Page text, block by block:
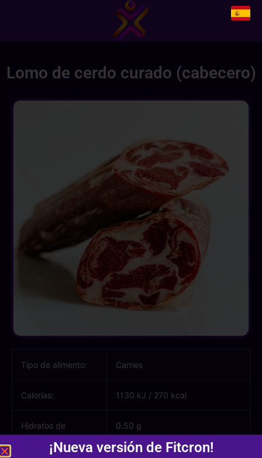
Lomo de cerdo curado (cabecero)
Tipo de alimento: Carnes
Calorías: 1130 kJ / 270 kcal
Hidratos de
carbono:
0.50 g
¡Nueva versión de Fitcron!